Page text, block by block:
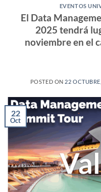
EVENTOS
El Data
2025 tendrá
noviembre en el
POSTED ON 22
22
Oct